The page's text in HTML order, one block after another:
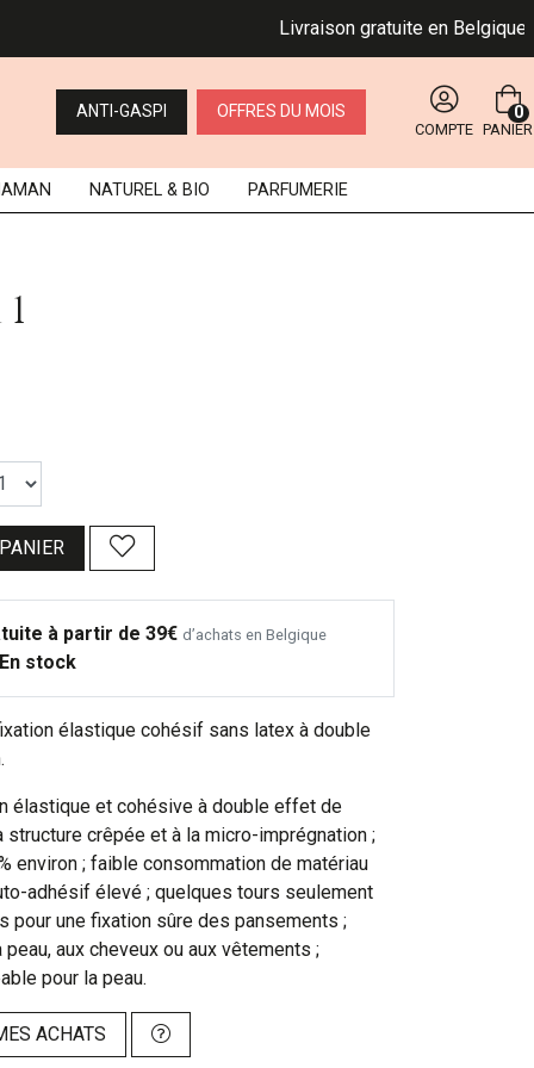
Livraison gratuite en Belgique
ANTI-GASPI OFFRES DU MOIS
COMPTE PANIER
0
NATUREL & BIO PARFUMERIE
à partir de 39€ d’achats en Belgique
En stock
élastique cohésif sans latex à double
élastique et cohésive à double effet de
structure crêpée et à la micro-imprégnation ;
environ ; faible consommation de matériau
adhésif élevé ; quelques tours seulement
pour une fixation sûre des pansements ;
peau, aux cheveux ou aux vêtements ;
pour la peau.
ACHATS